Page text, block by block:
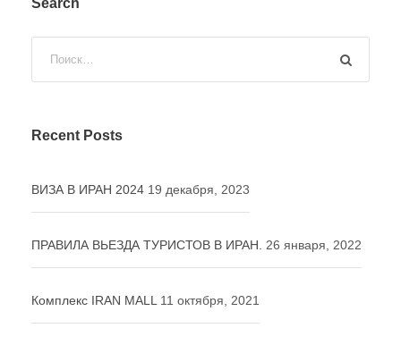
Search
Recent Posts
ВИЗА В ИРАН 2024 19 декабря, 2023
ПРАВИЛА ВЬЕЗДА ТУРИСТОВ В ИРАН. 26 января, 2022
Комплекс IRAN MALL 11 октября, 2021